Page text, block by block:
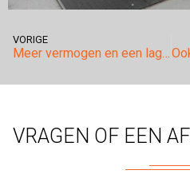
VORIGE
Meer vermogen en een lager verbruik voor de Bmw X5 4.0D X-drive van Taxi Wijsman.
VRAGEN OF EEN